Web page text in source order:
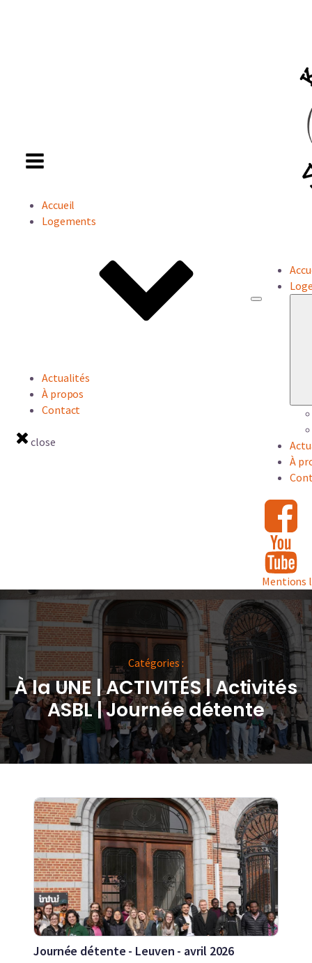
Accueil
Logements
Actualités
À propos
Contact
close
À
Mentions
Catégories :
À la UNE |ACTIVITÉS|Activités
ASBL|Journée détente
Journée détente - Leuven - avril 2026